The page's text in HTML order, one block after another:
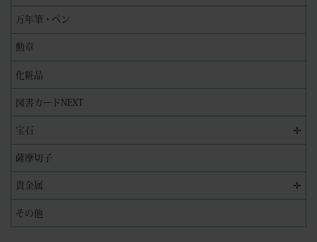
万年筆・ペン
勲章
化粧品
図書カードNEXT
宝石 ✛
薩摩切子
貴金属 ✛
その他